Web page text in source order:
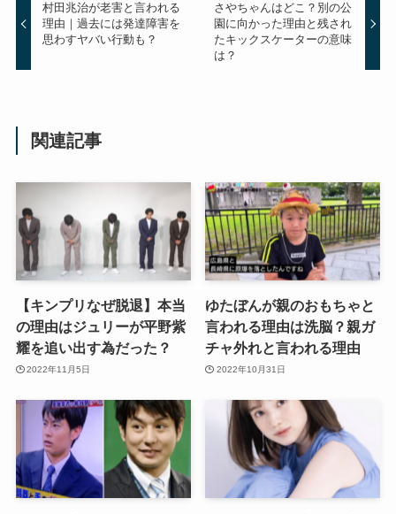
村田兆治が老害と言われる
理由｜過去には発達障害を
思わすヤバい行動も？
さやちゃんはどこ？別の公
園に向かった理由と残され
たキックスケーターの意味
は？
関連記事
【キンプリなぜ脱退】本当
の理由はジュリーが平野紫
耀を追い出す為だった？
2022年11月5日
ゆたぼんが親のおもちゃと
言われる理由は洗脳？親ガ
チャ外れと言われる理由
2022年10月31日